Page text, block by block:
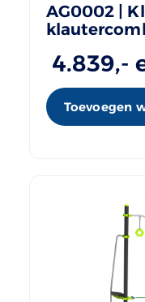
AG0002 |
4.839,-
Toevoegen